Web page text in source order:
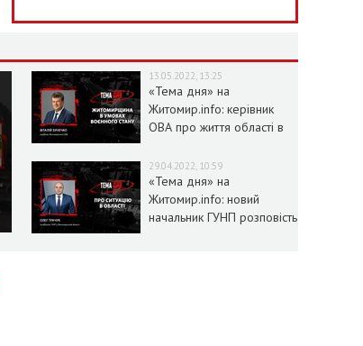
13.05.2022, 13:25
«Тема дня» на
Житомир.info: керівник
ОВА про життя області в
29.04.2022, 10:59
«Тема дня» на
Житомир.info: новий
начальник ГУНП розповість